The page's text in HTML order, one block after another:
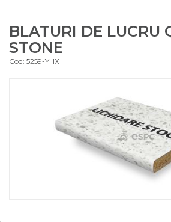
BLATURI DE LUCRU
STONE
Cod: 5259-YHX